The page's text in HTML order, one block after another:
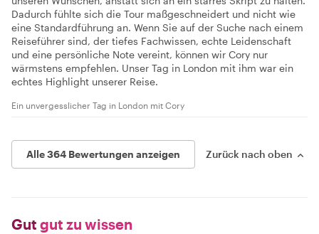
Dadurch fühlte sich die Tour maßgeschneidert und nicht wie
eine Standardführung an. Wenn Sie auf der Suche nach einem
Reiseführer sind, der tiefes Fachwissen, echte Leidenschaft
und eine persönliche Note vereint, können wir Cory nur
wärmstens empfehlen. Unser Tag in London mit ihm war ein
echtes Highlight unserer Reise.
Ein unvergesslicher Tag in London mit Cory
Alle 364 Bewertungen anzeigen Zurück nach oben
Gut gut zu wissen